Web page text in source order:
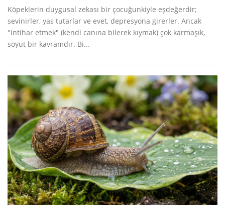
Köpeklerin duygusal zekası bir çocuğunkiyle eşdeğerdir;
sevinirler, yas tutarlar ve evet, depresyona girerler. Ancak
"intihar etmek" (kendi canına bilerek kıymak) çok karmaşık,
soyut bir kavramdır. Bi...